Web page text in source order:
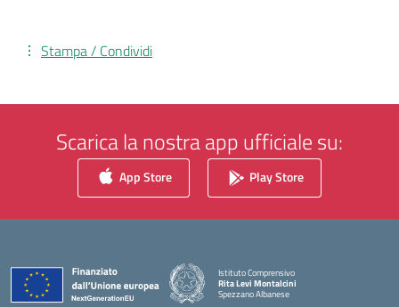
Stampa / Condividi
Scarica la nostra app ufficiale su:
App Store Play Store
Istituto Comprensivo
Rita Levi Montalcini
Spezzano Albanese
— Visita la pagina iniziale della scuola